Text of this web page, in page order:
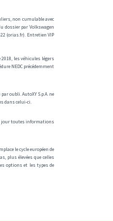
non cumulable avec
dossier par Volkswagen
22 (orias.fr). Entretien VIP
les véhicules légers
NEDC précédemment
oubli. AutoXY S.p.A. ne
dans celui-ci.
jour toutes informations
le cycle européen de
plus élevées que celles
options et les types de